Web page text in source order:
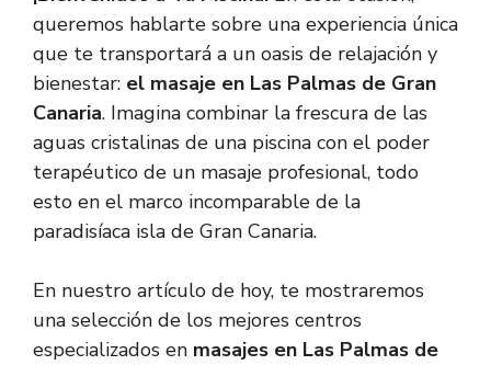
queremos hablarte sobre una experiencia única
que te transportará a un oasis de relajación y
bienestar: el masaje en Las Palmas de Gran
Canaria. Imagina combinar la frescura de las
aguas cristalinas de una piscina con el poder
terapéutico de un masaje profesional, todo
esto en el marco incomparable de la
paradisíaca isla de Gran Canaria.
En nuestro artículo de hoy, te mostraremos
una selección de los mejores centros
especializados en masajes en Las Palmas de